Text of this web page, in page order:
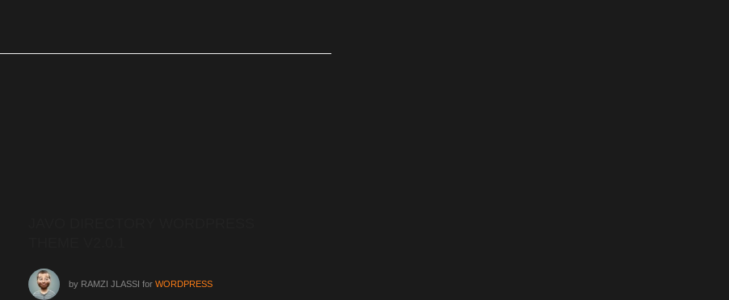
by RAMZI JLASSI for WORDPRESS